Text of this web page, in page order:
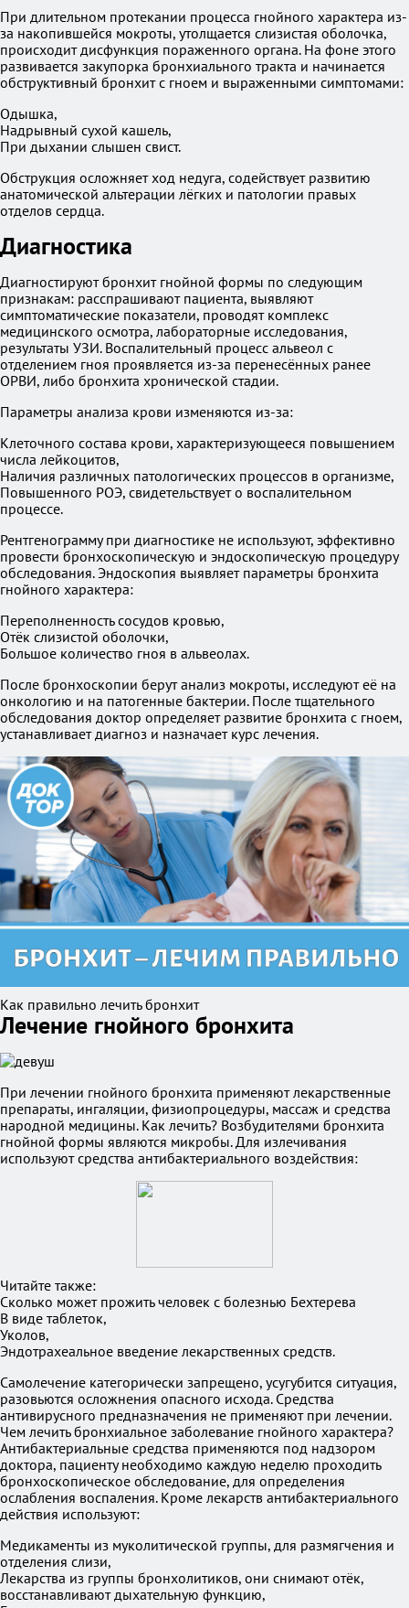
При длительном протекании процесса гнойного характера из-
за накопившейся мокроты, утолщается слизистая оболочка,
происходит дисфункция пораженного органа. На фоне этого
развивается закупорка бронхиального тракта и начинается
обструктивный бронхит с гноем и выраженными симптомами:
Одышка,
Надрывный сухой кашель,
При дыхании слышен свист.
Обструкция осложняет ход недуга, содействует развитию
анатомической альтерации лёгких и патологии правых
отделов сердца.
Диагностика
Диагностируют бронхит гнойной формы по следующим
признакам: расспрашивают пациента, выявляют
симптоматические показатели, проводят комплекс
медицинского осмотра, лабораторные исследования,
результаты УЗИ. Воспалительный процесс альвеол с
отделением гноя проявляется из-за перенесённых ранее
ОРВИ, либо бронхита хронической стадии.
Параметры анализа крови изменяются из-за:
Клеточного состава крови, характеризующееся повышением
числа лейкоцитов,
Наличия различных патологических процессов в организме,
Повышенного РОЭ, свидетельствует о воспалительном
процессе.
Рентгенограмму при диагностике не используют, эффективно
провести бронхоскопическую и эндоскопическую процедуру
обследования. Эндоскопия выявляет параметры бронхита
гнойного характера:
Переполненность сосудов кровью,
Отёк слизистой оболочки,
Большое количество гноя в альвеолах.
После бронхоскопии берут анализ мокроты, исследуют её на
онкологию и на патогенные бактерии. После тщательного
обследования доктор определяет развитие бронхита с гноем,
устанавливает диагноз и назначает курс лечения.
Как правильно лечить бронхит
Лечение гнойного бронхита
При лечении гнойного бронхита применяют лекарственные
препараты, ингаляции, физиопроцедуры, массаж и средства
народной медицины. Как лечить? Возбудителями бронхита
гнойной формы являются микробы. Для излечивания
используют средства антибактериального воздействия:
Читайте также:
Сколько может прожить человек с болезнью Бехтерева
В виде таблеток,
Уколов,
Эндотрахеальное введение лекарственных средств.
Самолечение категорически запрещено, усугубится ситуация,
разовьются осложнения опасного исхода. Средства
антивирусного предназначения не применяют при лечении.
Чем лечить бронхиальное заболевание гнойного характера?
Антибактериальные средства применяются под надзором
доктора, пациенту необходимо каждую неделю проходить
бронхоскопическое обследование, для определения
ослабления воспаления. Кроме лекарств антибактериального
действия используют:
Медикаменты из муколитической группы, для размягчения и
отделения слизи,
Лекарства из группы бронхолитиков, они снимают отёк,
восстанавливают дыхательную функцию,